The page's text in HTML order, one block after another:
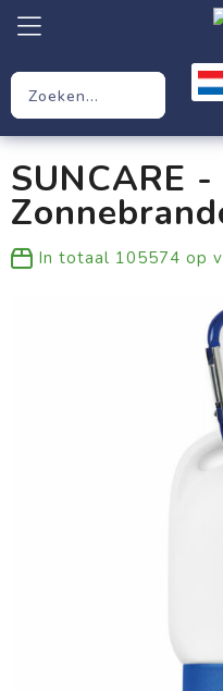
Werkkleding
Kleding
SUNCARE -
In totaal 105574 op